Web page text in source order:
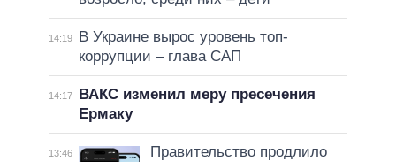
14:19
В Украине вырос уровень топ-
коррупции – глава САП
14:17
ВАКС изменил меру пресечения
Ермаку
13:46
Правительство продлило